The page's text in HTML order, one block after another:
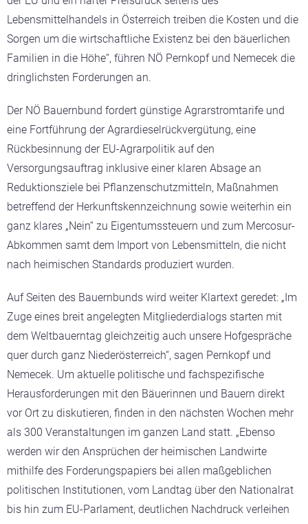
Lebensmittelhandels in Österreich treiben die Kosten und die
Sorgen um die wirtschaftliche Existenz bei den bäuerlichen
Familien in die Höhe“, führen NÖ Pernkopf und Nemecek die
dringlichsten Forderungen an.
Der NÖ Bauernbund fordert günstige Agrarstromtarife und
eine Fortführung der Agrardieselrückvergütung, eine
Rückbesinnung der EU-Agrarpolitik auf den
Versorgungsauftrag inklusive einer klaren Absage an
Reduktionsziele bei Pflanzenschutzmitteln, Maßnahmen
betreffend der Herkunftskennzeichnung sowie weiterhin ein
ganz klares „Nein“ zu Eigentumssteuern und zum Mercosur-
Abkommen samt dem Import von Lebensmitteln, die nicht
nach heimischen Standards produziert wurden.
Auf Seiten des Bauernbunds wird weiter Klartext geredet: „Im
Zuge eines breit angelegten Mitgliederdialogs starten mit
dem Weltbauerntag gleichzeitig auch unsere Hofgespräche
quer durch ganz Niederösterreich“, sagen Pernkopf und
Nemecek. Um aktuelle politische und fachspezifische
Herausforderungen mit den Bäuerinnen und Bauern direkt
vor Ort zu diskutieren, finden in den nächsten Wochen mehr
als 300 Veranstaltungen im ganzen Land statt. „Ebenso
werden wir den Ansprüchen der heimischen Landwirte
mithilfe des Forderungspapiers bei allen maßgeblichen
politischen Institutionen, vom Landtag über den Nationalrat
bis hin zum EU-Parlament, deutlichen Nachdruck verleihen